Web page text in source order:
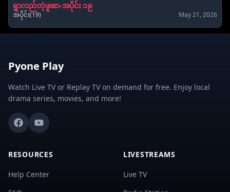
ရွာလည်တဲ့ဖူးစာ-အပိုင်း ၁၉
အပိုင်း(19) May 21, 2026
Pyone Play
Watch Live TV or Replay TV on demand for free. Enjoy local
drama series, movies, and more!
RESOURCES
Help Center
LIVESTREAMS
Live TV